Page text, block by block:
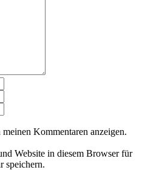
Kommentaren anzeigen.
Website in diesem Browser für
speichern.